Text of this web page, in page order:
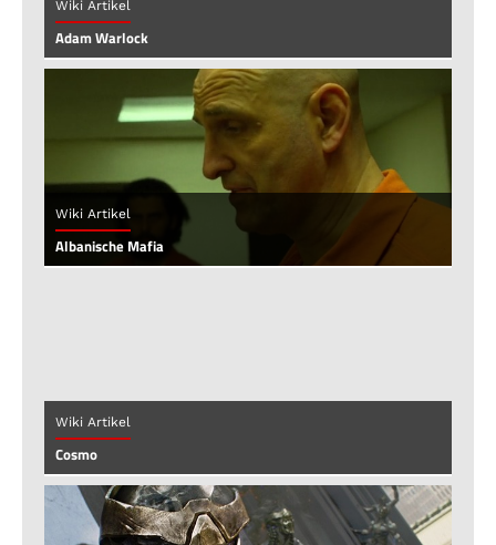
Wiki Artikel
Adam Warlock
Wiki Artikel
Albanische Mafia
Wiki Artikel
Cosmo